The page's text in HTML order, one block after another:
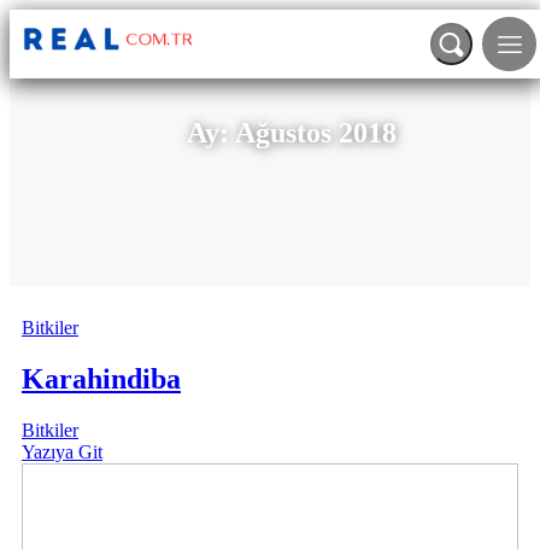
Ay: Ağustos 2018
Bitkiler
Karahindiba
Bitkiler
Yazıya Git